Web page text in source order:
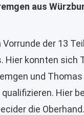
aus
Vorrunde der 13
Hier konnten sich
und
Hier
die